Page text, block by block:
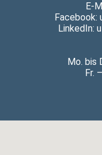
E-
Facebook:
LinkedIn:
Mo. bis
Fr.